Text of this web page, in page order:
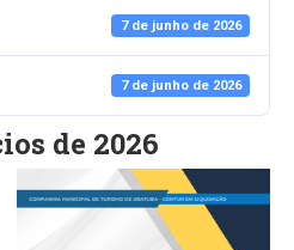
7 de junho de 2026
7 de junho de 2026
de 2026